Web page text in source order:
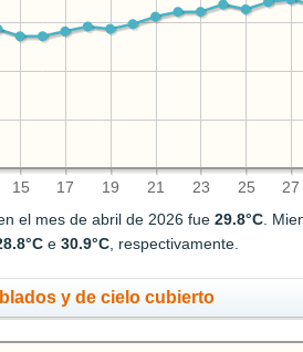
15 17 19 21 23 25 27
el mes de abril de 2026 fue29.8°C.
e30.9°C, respectivamente.
y de cielo cubierto